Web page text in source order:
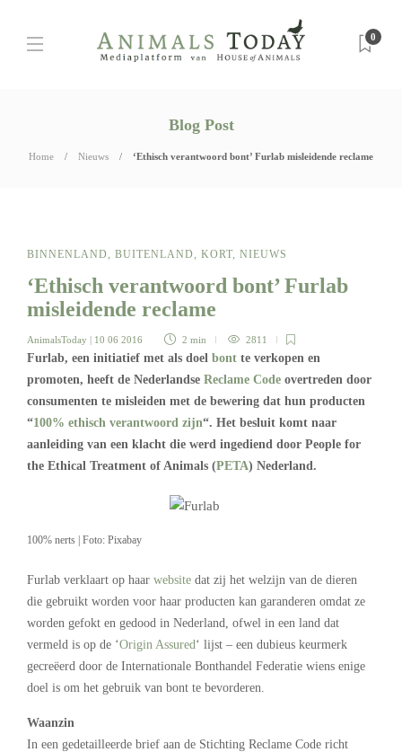
0
Blog Post
Home Nieuws ‘Ethisch verantwoord bont’ Furlab misleidende reclame
BINNENLAND, BUITENLAND, KORT, NIEUWS
‘Ethisch verantwoord bont’ Furlab
misleidende reclame
AnimalsToday | 10 06 2016 2 min 2811
Furlab, een initiatief met als doel bont te verkopen en
promoten, heeft de Nederlandse Reclame Code overtreden door
consumenten te misleiden met de bewering dat hun producten
“100% ethisch verantwoord zijn“. Het besluit komt naar
aanleiding van een klacht die werd ingediend door People for
the Ethical Treatment of Animals (PETA) Nederland.
100% nerts | Foto: Pixabay
Furlab verklaart op haar website dat zij het welzijn van de dieren
die gebruikt worden voor haar producten kan garanderen omdat ze
worden gefokt en gedood in Nederland, ofwel in een land dat
vermeld is op de ‘Origin Assured‘ lijst – een dubieus keurmerk
gecreëerd door de Internationale Bonthandel Federatie wiens enige
doel is om het gebruik van bont te bevorderen.
Waanzin
In een gedetailleerde brief aan de Stichting Reclame Code richt